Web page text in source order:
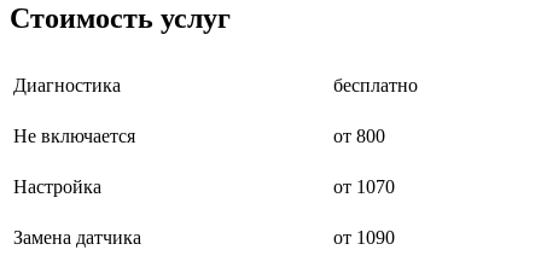
брошюраторов
буферных накопителей
бутербродниц
чайников
Стоимость услуг
Диагностика бесплатно
Не включается от 800
Настройка от 1070
Замена датчика от 1090